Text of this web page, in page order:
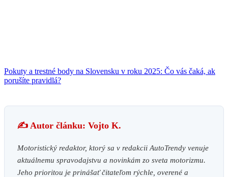
Pokuty a trestné body na Slovensku v roku 2025: Čo vás čaká, ak
porušíte pravidlá?
✍️ Autor článku: Vojto K.
Motoristický redaktor, ktorý sa v redakcii AutoTrendy venuje
aktuálnemu spravodajstvu a novinkám zo sveta motorizmu.
Jeho prioritou je prinášať čitateľom rýchle, overené a